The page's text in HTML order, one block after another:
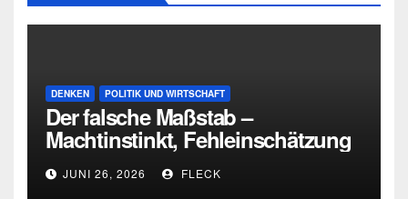
DENKEN POLITIK UND WIRTSCHAFT
Der falsche Maßstab –
Machtinstinkt, Fehleinschätzung
und die Grenzen intellektueller
Urteilskraft
JUNI 26, 2026 FLECK